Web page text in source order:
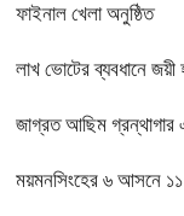
ফাইনাল খেলা অনুষ্ঠিত
লাখ ভোটের ব্যবধানে
জাগ্রত আছিম গ্রন্থাগার
ময়মনসিংহের ৬ আসনে ১১